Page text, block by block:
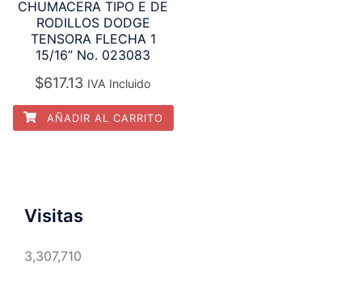
CHUMACERA TIPO E DE
RODILLOS DODGE
TENSORA FLECHA 1
15/16” No. 023083
$617.13 IVA Incluido
AÑADIR AL CARRITO
Visitas
3,307,710